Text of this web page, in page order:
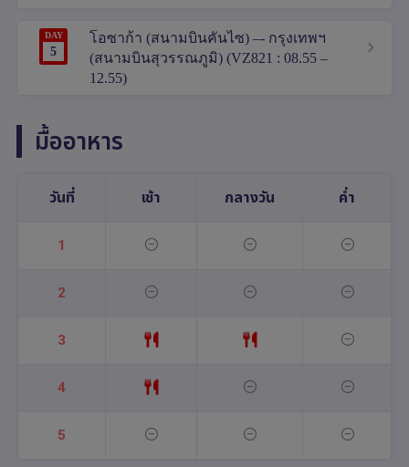
DAY
5
โอซาก้า (สนามบินคันไซ) –- กรุงเทพฯ
(สนามบินสุวรรณภูมิ) (VZ821 : 08.55 –
12.55)
มื้ออาหาร
วันที่ เช้า กลางวัน ค่ำ
1
2
3
4
5